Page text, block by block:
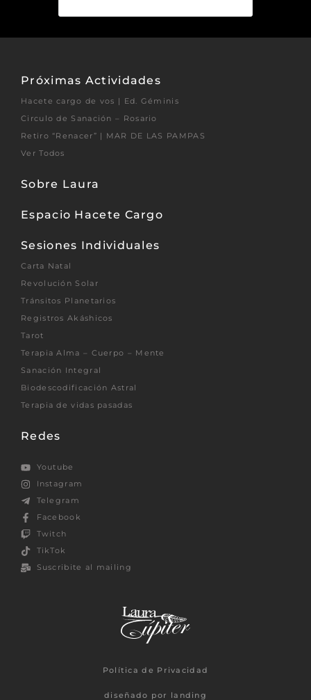
Próximas Actividades
Hacete cargo de vos | Ed. Géminis
Circulo de Sanación – Rosario
Retiro “Renacer” | MAR DE LAS PAMPAS
Ver Todos
Sobre Laura
Espacio Hacete Cargo
Sesiones Individuales
Carta Natal
Revolución Solar
Tránsitos Planetarios
Registros Akáshicos
Tarot
Terapia Alma – Cuerpo – Mente
Sanación Integral
Biodescodificación Astral
Terapia de vidas pasadas
Redes
Youtube
Instagram
Telegram
Facebook
Twitch
TikTok
Suscribite al mailing
Política de Privacidad
diseñado por landing